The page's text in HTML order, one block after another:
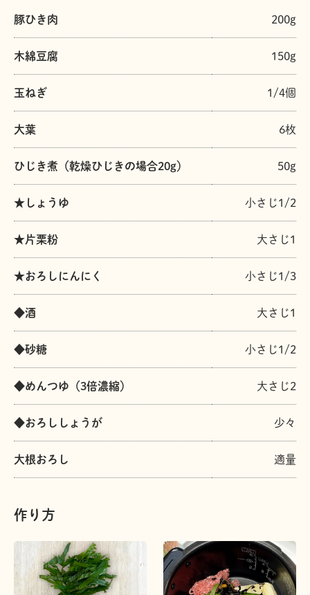
作り方
豚ひき肉 200g
木綿豆腐 150g
玉ねぎ 1/4個
大葉 6枚
ひじき煮（乾燥ひじきの場合20g） 50g
★しょうゆ 小さじ1/2
★片栗粉 大さじ1
★おろしにんにく 小さじ1/3
◆酒 大さじ1
◆砂糖 小さじ1/2
◆めんつゆ（3倍濃縮） 大さじ2
◆おろししょうが 少々
大根おろし 適量